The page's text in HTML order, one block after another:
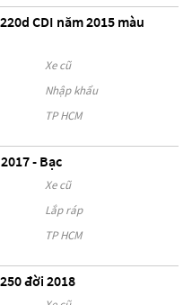
CDI năm 2015 màu
Xe cũ
Nhập khẩu
TP HCM
- Bạc
Xe cũ
Lắp ráp
TP HCM
đời 2018